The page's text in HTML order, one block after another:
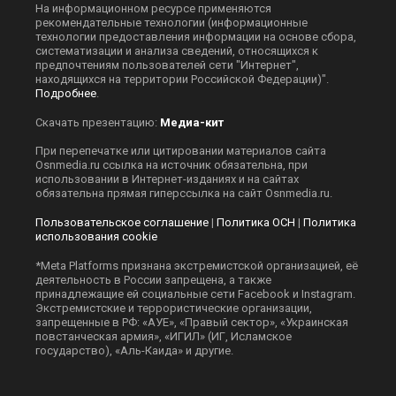
На информационном ресурсе применяются
рекомендательные технологии (информационные
технологии предоставления информации на основе сбора,
систематизации и анализа сведений, относящихся к
предпочтениям пользователей сети "Интернет",
находящихся на территории Российской Федерации)".
Подробнее
Скачать презентацию: Медиа-кит
При перепечатке или цитировании материалов сайта
Оsnmedia.ru ссылка на источник обязательна, при
использовании в Интернет-изданиях и на сайтах
обязательна прямая гиперссылка на сайт Оsnmedia.ru.
Пользовательское соглашение | Политика ОСН | Политика
использования cookie
*Meta Platforms признана экстремистской организацией, её
деятельность в России запрещена, а также
принадлежащие ей социальные сети Facebook и Instagram.
Экстремистские и террористические организации,
запрещенные в РФ: «АУЕ», «Правый сектор», «Украинская
повстанческая армия», «ИГИЛ» (ИГ, Исламское
государство), «Аль-Каида» и другие.